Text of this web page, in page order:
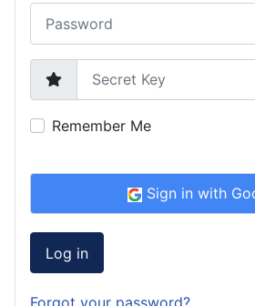
Secret Key
Remember Me
Sign in with
Log in